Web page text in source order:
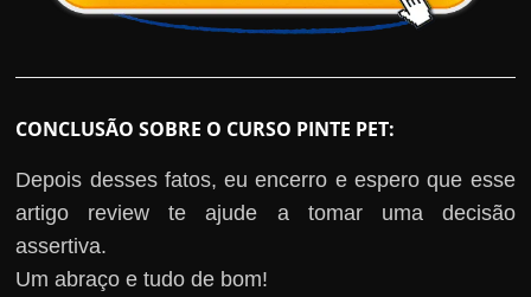
CONCLUSÃO SOBRE O CURSO PINTE PET:
Depois desses fatos, eu encerro e espero que esse
artigo review te ajude a tomar uma decisão
assertiva.
Um abraço e tudo de bom!